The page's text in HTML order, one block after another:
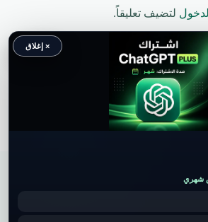
لتضيف تعليقاً.
لموقع ويكي موب
× إغلاق